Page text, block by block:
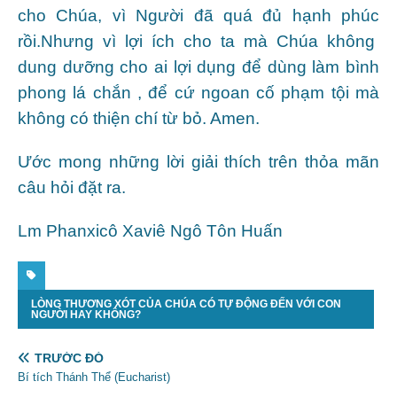
cho Chúa, vì Người đã quá đủ hạnh phúc
rồi.Nhưng vì lợi ích cho ta mà Chúa không
dung dưỡng cho ai lợi dụng để dùng làm bình
phong lá chắn , để cứ ngoan cố phạm tội mà
không có thiện chí từ bỏ. Amen.
Ước mong những lời giải thích trên thỏa mãn
câu hỏi đặt ra.
Lm Phanxicô Xaviê Ngô Tôn Huấn
LÒNG THƯƠNG XÓT CỦA CHÚA CÓ TỰ ĐỘNG ĐẾN VỚI CON
NGƯỜI HAY KHÔNG?
TRƯỚC ĐÓ
Bí tích Thánh Thể (Eucharist)